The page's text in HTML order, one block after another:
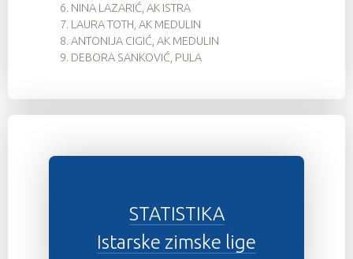
6. NINA LAZARIĆ, AK ISTRA
7. LAURA TOTH, AK MEDULIN
8. ANTONIJA CIGIĆ, AK MEDULIN
9. DEBORA SANKOVIĆ, PULA
STATISTIKA
Istarske zimske lige